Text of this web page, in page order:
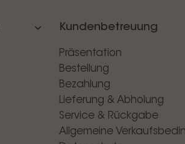
Kundenbetreuung
Präsentation
Bestellung
Bezahlung
Lieferung & Abholung
Service & Rückgabe
Allgemeine